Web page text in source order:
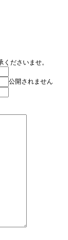
ださいませ。
公開されません